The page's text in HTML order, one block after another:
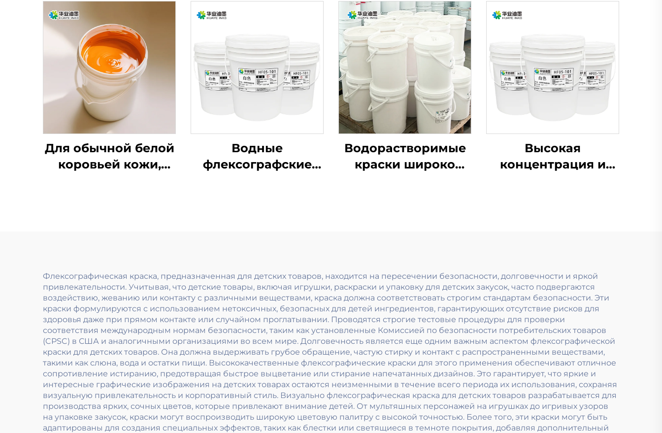
Для обычной белой
коровьей кожи,
чернила для печати
на водной основе
Водные
флексографские
Водорастворимые
краски широко
Высокая
концентрация и
предварительной
печати.
Флексографическая краска, предназначенная для детских товаров, находится на пересечении безопасности, долговечности и яркой
привлекательности. Учитывая, что детские товары, включая игрушки, раскраски и упаковку для детских закусок, часто подвергаются
воздействию, жеванию или контакту с различными веществами, краска должна соответствовать строгим стандартам безопасности. Эти
краски формулируются с использованием нетоксичных, безопасных для детей ингредиентов, гарантирующих отсутствие рисков для
здоровья даже при прямом контакте или случайном проглатывании. Проводятся строгие тестовые процедуры для проверки
соответствия международным нормам безопасности, таким как установленные Комиссией по безопасности потребительских товаров
(CPSC) в США и аналогичными организациями во всем мире. Долговечность является еще одним важным аспектом флексографической
краски для детских товаров. Она должна выдерживать грубое обращение, частую стирку и контакт с распространенными веществами,
такими как слюна, вода и остатки пищи. Высококачественные флексографические краски для этого применения обеспечивают отличное
сопротивление истиранию, предотвращая быстрое выцветание или стирание напечатанных дизайнов. Это гарантирует, что яркие и
интересные графические изображения на детских товарах остаются неизменными в течение всего периода их использования, сохраняя
визуальную привлекательность и корпоративный стиль. Визуально флексографическая краска для детских товаров разрабатывается для
производства ярких, сочных цветов, которые привлекают внимание детей. От мультяшных персонажей на игрушках до игривых узоров
на упаковке закусок, краски могут воспроизводить широкую цветовую палитру с высокой точностью. Более того, эти краски могут быть
адаптированы для создания специальных эффектов, таких как блестки или светящиеся в темноте покрытия, добавляя дополнительный